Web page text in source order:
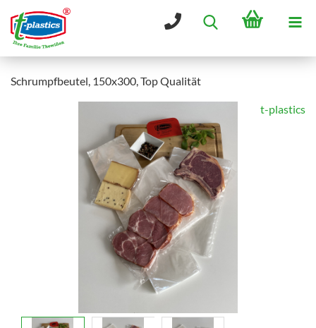
Schrumpfbeutel, 150x300, Top Qualität
t-plastics